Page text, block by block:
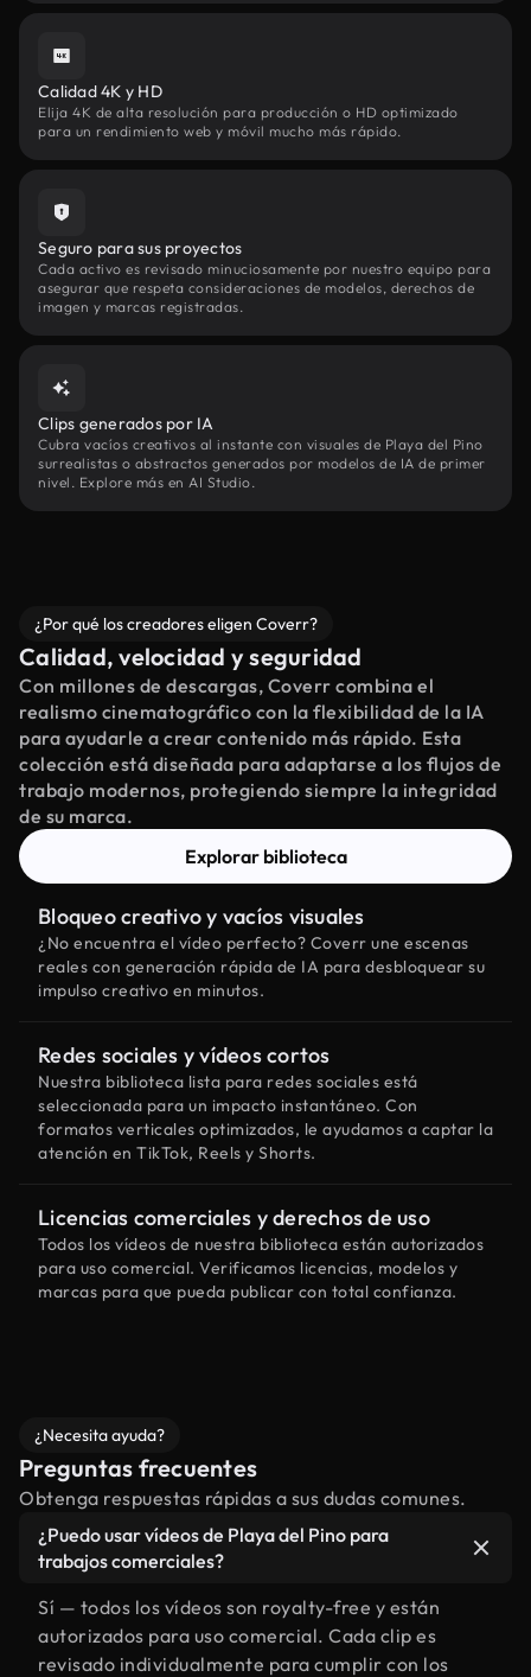
Calidad 4K y HD
Elija 4K de alta resolución para producción o HD optimizado
para un rendimiento web y móvil mucho más rápido.
Seguro para sus proyectos
Cada activo es revisado minuciosamente por nuestro equipo para
asegurar que respeta consideraciones de modelos, derechos de
imagen y marcas registradas.
Clips generados por IA
Cubra vacíos creativos al instante con visuales de Playa del Pino
surrealistas o abstractos generados por modelos de IA de primer
nivel. Explore más en AI Studio.
¿Por qué los creadores eligen Coverr?
Calidad, velocidad y seguridad
Con millones de descargas, Coverr combina el
realismo cinematográfico con la flexibilidad de la IA
para ayudarle a crear contenido más rápido. Esta
colección está diseñada para adaptarse a los flujos de
trabajo modernos, protegiendo siempre la integridad
de su marca.
Explorar biblioteca
Bloqueo creativo y vacíos visuales
¿No encuentra el vídeo perfecto? Coverr une escenas
reales con generación rápida de IA para desbloquear su
impulso creativo en minutos.
Redes sociales y vídeos cortos
Nuestra biblioteca lista para redes sociales está
seleccionada para un impacto instantáneo. Con
formatos verticales optimizados, le ayudamos a captar la
atención en TikTok, Reels y Shorts.
Licencias comerciales y derechos de uso
Todos los vídeos de nuestra biblioteca están autorizados
para uso comercial. Verificamos licencias, modelos y
marcas para que pueda publicar con total confianza.
¿Necesita ayuda?
Preguntas frecuentes
Obtenga respuestas rápidas a sus dudas comunes.
¿Puedo usar vídeos de Playa del Pino para
trabajos comerciales?
Sí — todos los vídeos son royalty-free y están
autorizados para uso comercial. Cada clip es
revisado individualmente para cumplir con los